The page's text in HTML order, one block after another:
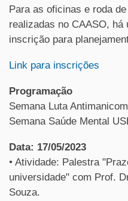
Para as oficinas e roda
realizadas no CAASO, há
inscrição para
Link para inscrições
Programação
Semana Luta
Semana Saúde Mental
Data: 17/05/2023
• Atividade: Palestra
universidade" com Prof.
Souza.